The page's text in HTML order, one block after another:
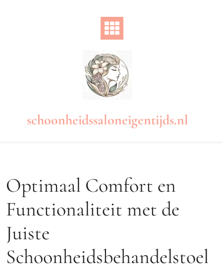
schoonheidssaloneigentijds.nl
Optimaal Comfort en
Functionaliteit met de
Juiste
Schoonheidsbehandelstoel